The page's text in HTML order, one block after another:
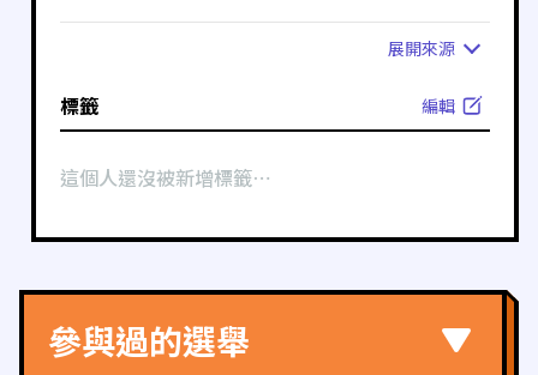
展開來源
標籤 編輯
這個人還沒被新增標籤⋯
參與過的選舉